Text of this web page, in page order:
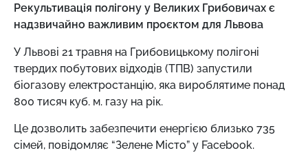
Рекультивація полігону у Великих Грибовичах є
надзвичайно важливим проєктом для Львова
У Львові 21 травня на Грибовицькому полігоні
твердих побутових відходів (ТПВ) запустили
біогазову електростанцію, яка вироблятиме понад
800 тисяч куб. м. газу на рік.
Це дозволить забезпечити енергією близько 735
сімей, повідомляє “Зелене Місто” у Facebook.